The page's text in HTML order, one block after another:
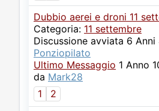
Dubbio aerei e droni 11
Categoria: 11 settembre
Discussione avviata 6 Anni
Ponziopilato
Ultimo Messaggio 1 Anno
da Mark28
1
2